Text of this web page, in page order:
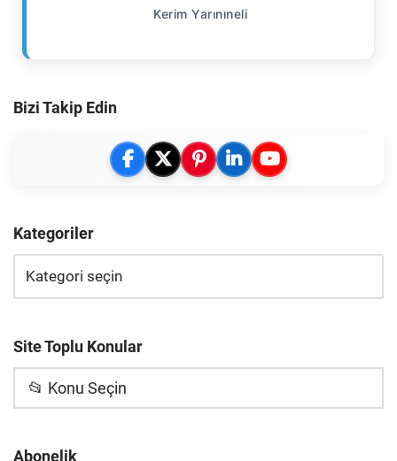
Kerim Yarınıneli
Bizi Takip Edin
Kategoriler
Site Toplu Konular
📂 Konu Seçin
Abonelik